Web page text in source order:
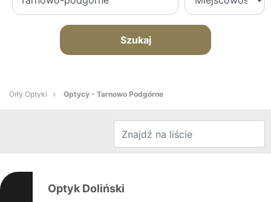
Szukaj
Orły Optyki Optycy - Tarnowo Podgórne
Optyk Doliński